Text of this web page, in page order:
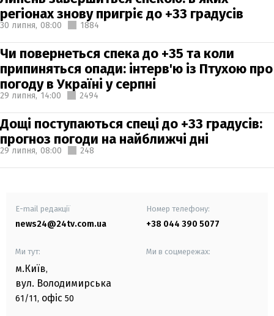
регіонах знову пригріє до +33 градусів
30 липня, 08:00 1884
Чи повернеться спека до +35 та коли
припиняться опади: інтерв'ю із Птухою про
погоду в Україні у серпні
29 липня, 14:00 2494
Дощі поступаються спеці до +33 градусів:
прогноз погоди на найближчі дні
29 липня, 08:00 248
E-mail редакції
news24@24tv.com.ua
Номер телефону:
+38 044 390 5077
Ми тут:
м.Київ,
вул. Володимирська
61/11, офіс 50
Ми в соцмережах: